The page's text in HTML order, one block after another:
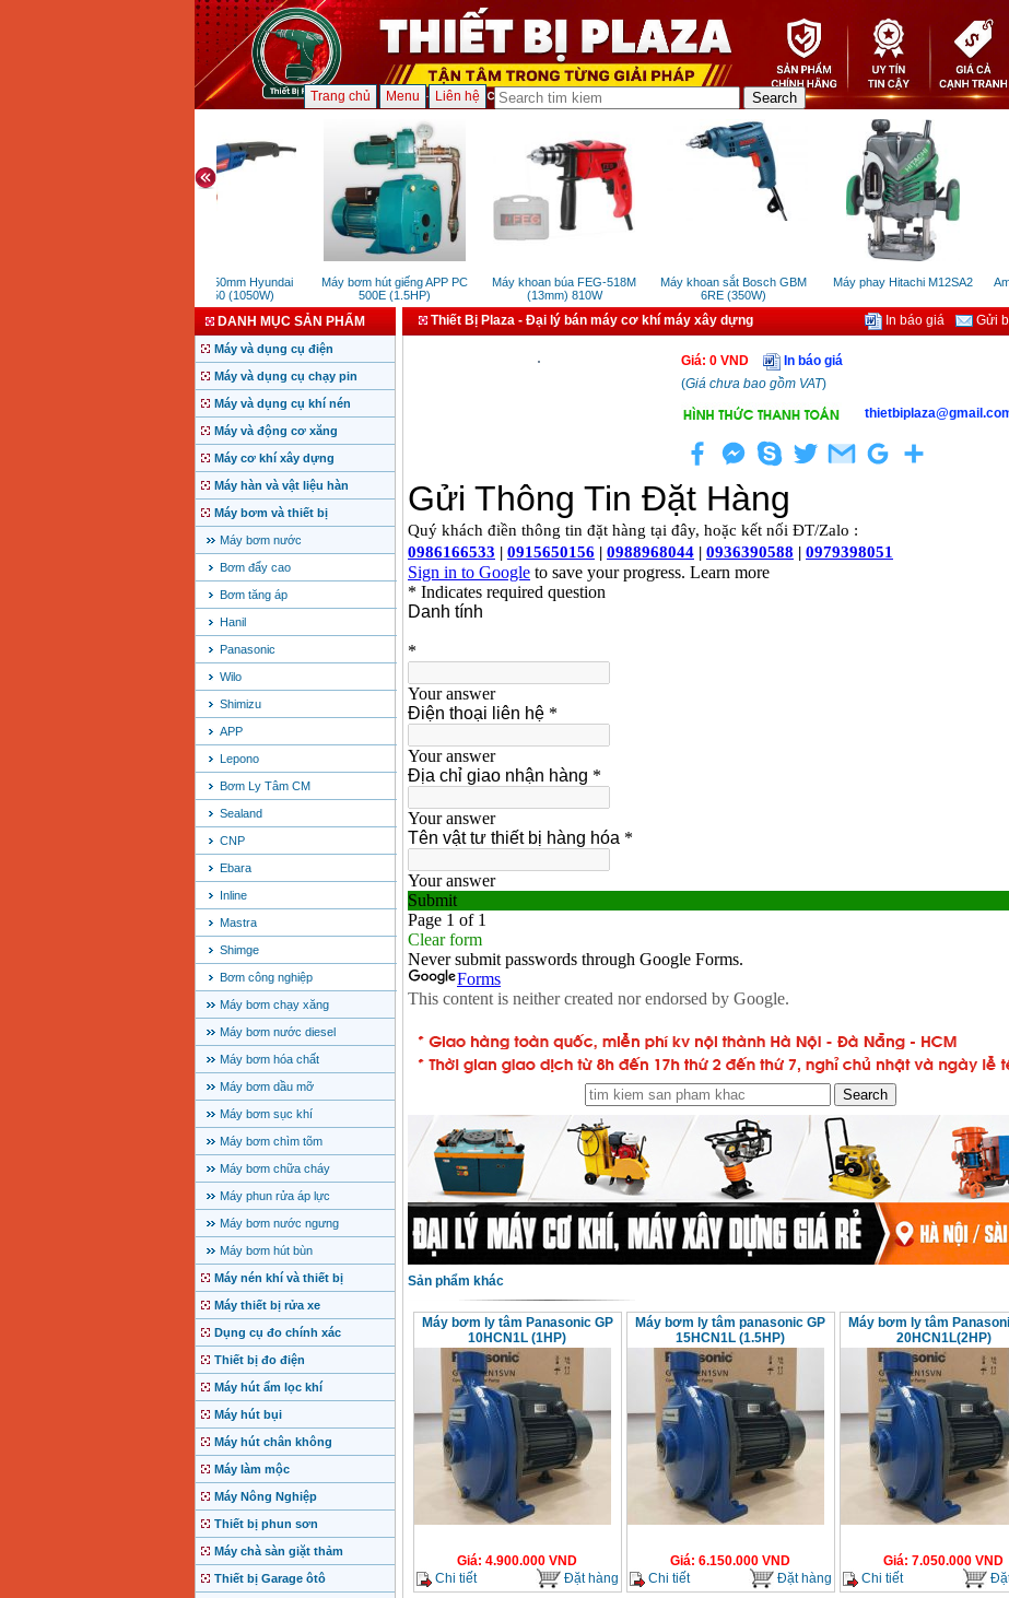
Trang chủ Menu Liên hệ
Máy mài 150mm Hyundai
HMG150 (1050W)
Máy bơm hút giếng APP PC
500E (1.5HP)
Máy khoan búa FEG-518M
(13mm) 810W
Máy khoan sắt Bosch GBM
6RE (350W)
Máy phay Hitachi M12SA2
DANH MỤC SẢN PHẨM
Máy và dụng cụ điện
Máy và dụng cụ chạy pin
Máy và dụng cụ khí nén
Máy và động cơ xăng
Máy cơ khí xây dựng
Máy hàn và vật liệu hàn
Máy bơm và thiết bị
Máy bơm nước
Bơm đẩy cao
Bơm tăng áp
Hanil
Panasonic
Wilo
Shimizu
APP
Lepono
Bơm Ly Tâm CM
Sealand
CNP
Ebara
Inline
Mastra
Shimge
Bơm công nghiệp
Máy bơm chạy xăng
Máy bơm nước diesel
Máy bơm hóa chất
Máy bơm dầu mỡ
Máy bơm sục khí
Máy bơm chìm tõm
Máy bơm chữa cháy
Máy phun rửa áp lực
Máy bơm nước ngưng
Máy bơm hút bùn
Máy nén khí và thiết bị
Máy thiết bị rửa xe
Dụng cụ đo chính xác
Thiết bị đo điện
Máy hút ẩm lọc khí
Máy hút bụi
Máy hút chân không
Máy làm mộc
Máy Nông Nghiệp
Thiết bị phun sơn
Máy chà sàn giặt thảm
Thiết bị Garage ôtô
Thiết Bị Plaza - Đại lý bán máy cơ khí máy xây dựng In báo giá Gửi
Giá: 0VND
In báo giá
(Giá chưa bao gồm VAT)
Sản phẩm khác
Máy bơm ly tâm Panasonic GP
10HCN1L (1HP)
Giá: 4.900.000 VND
Chi tiết
Đặt hàng
Máy bơm ly tâm panasonic GP
15HCN1L (1.5HP)
Giá: 6.150.000 VND
Chi tiết
Đặt hàng
Máy bơm ly tâm
20HCN1L(2HP)
Giá: 7.050.000 VND
Chi tiết